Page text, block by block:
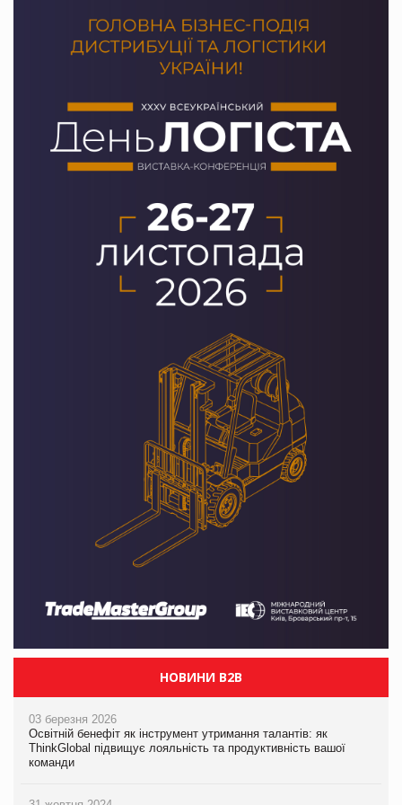
НОВИНИ B2B
03 березня 2026
Освітній бенефіт як інструмент утримання талантів: як
ThinkGlobal підвищує лояльність та продуктивність вашої
команди